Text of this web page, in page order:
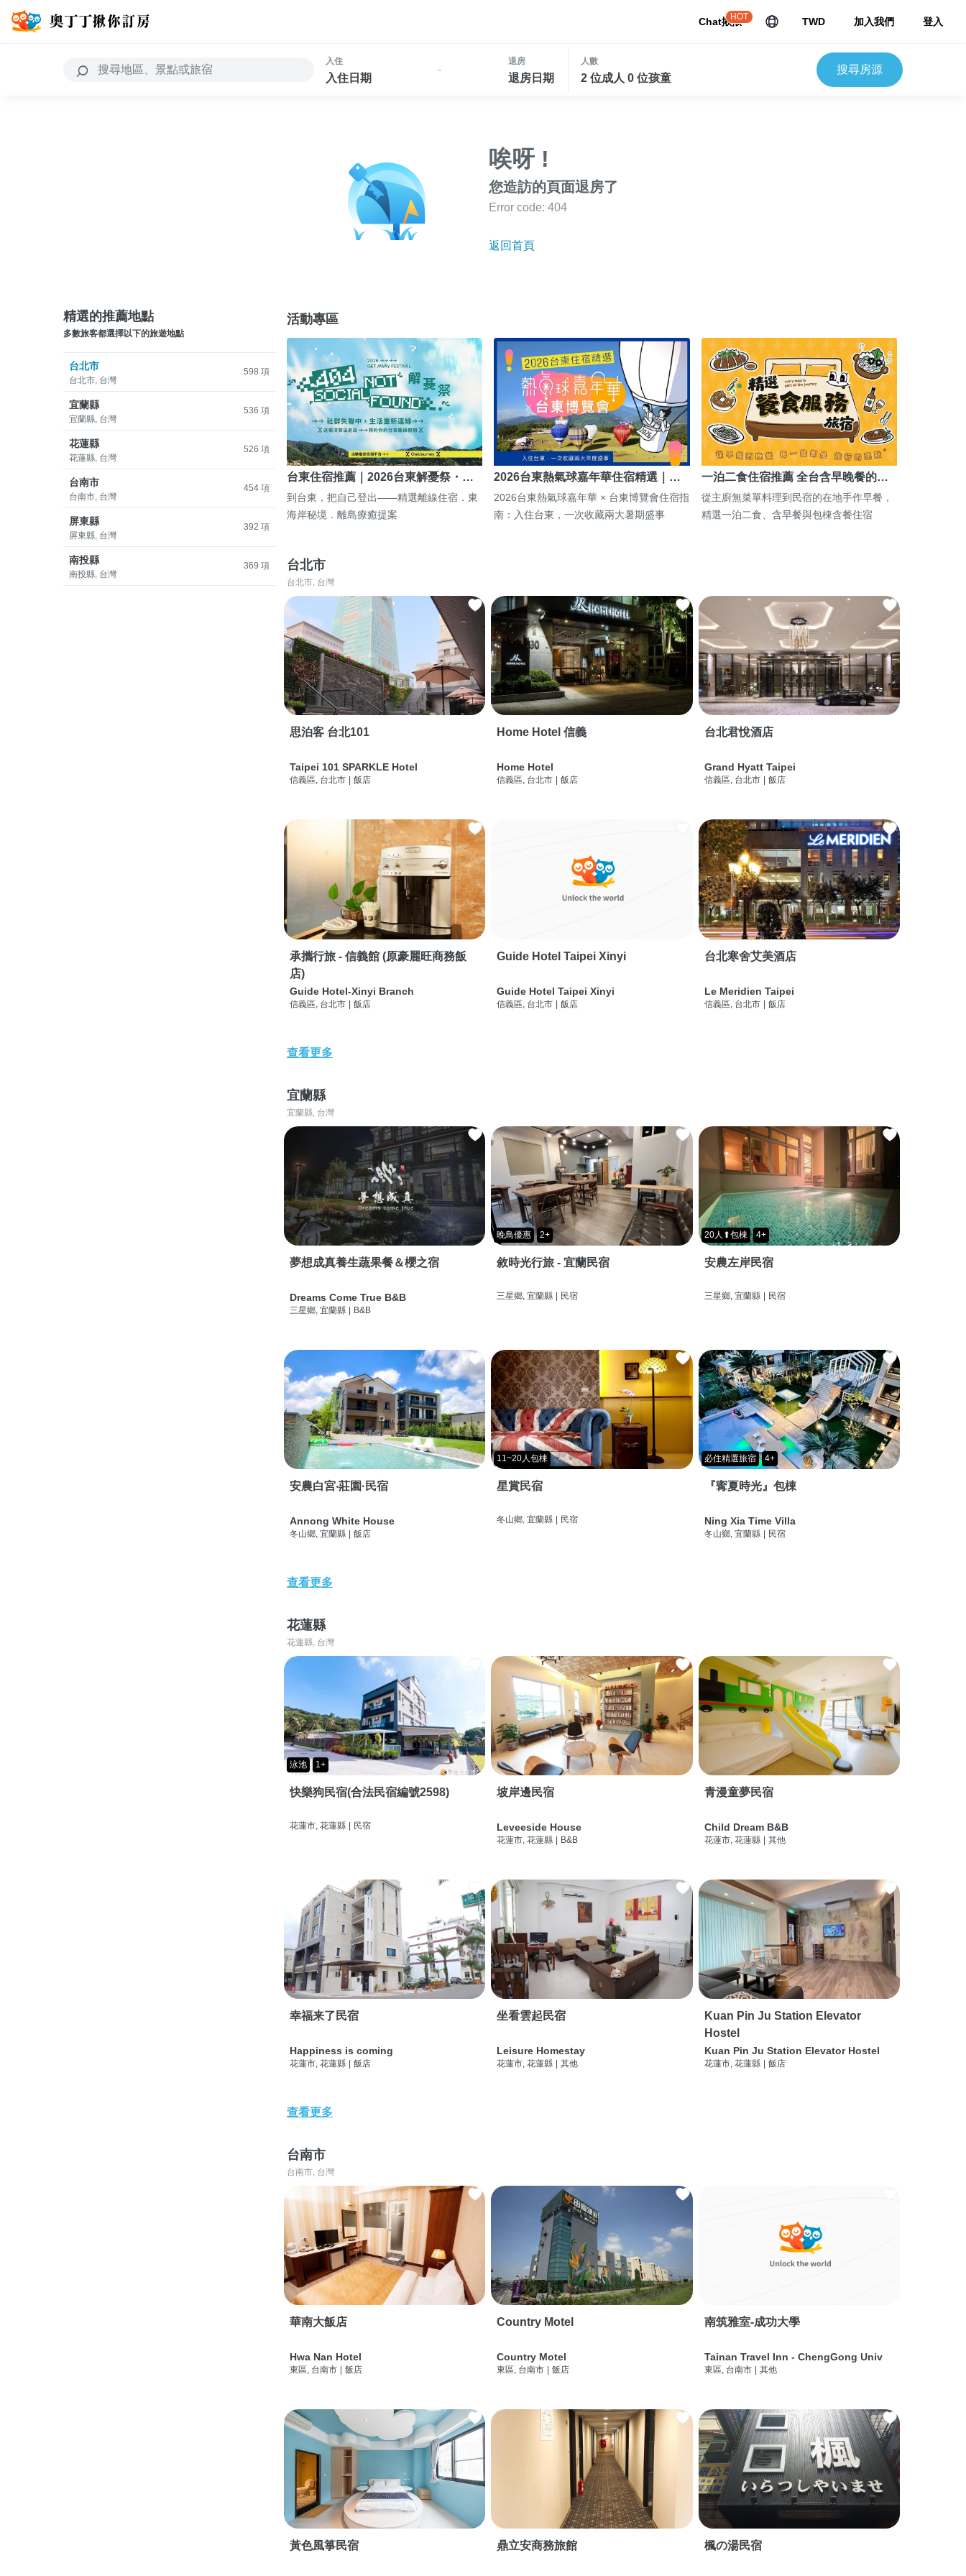
Chat揪揪
HOT TWD 加入我們 登入
入住
入住日期
-
退房
退房日期
人數
2 位成人 0 位孩童
搜尋房源
唉呀 !
您造訪的頁面退房了
Error code: 404
返回首頁
精選的推薦地點
多數旅客都選擇以下的旅遊地點
台北市
台北市, 台灣
598 項
宜蘭縣
宜蘭縣, 台灣
536 項
花蓮縣
花蓮縣, 台灣
526 項
台南市
台南市, 台灣
454 項
屏東縣
屏東縣, 台灣
392 項
南投縣
南投縣, 台灣
369 項
活動專區
台東住宿推薦｜2026台東解憂祭・…
到台東，把自己登出——精選離線住宿．東
海岸秘境．離島療癒提案
2026台東熱氣球嘉年華住宿精選｜…
2026台東熱氣球嘉年華 × 台東博覽會住宿指
南：入住台東，一次收藏兩大暑期盛事
一泊二食住宿推薦 全台含早晚餐的…
從主廚無菜單料理到民宿的在地手作早餐，
精選一泊二食、含早餐與包棟含餐住宿
台北市
台北市, 台灣
思泊客 台北101
Taipei 101 SPARKLE Hotel
信義區, 台北市 飯店
Home Hotel 信義
Home Hotel
信義區, 台北市 飯店
台北君悅酒店
Grand Hyatt Taipei
信義區, 台北市 飯店
承攜行旅 - 信義館 (原豪麗旺商務飯
店)
Guide Hotel-Xinyi Branch
信義區, 台北市 | 飯店
Guide Hotel Taipei Xinyi
Guide Hotel Taipei Xinyi
信義區, 台北市 | 飯店
台北寒舍艾美酒店
Le Meridien Taipei
信義區, 台北市 | 飯店
查看更多
宜蘭縣
宜蘭縣, 台灣
夢想成真養生蔬果餐＆櫻之宿
Dreams Come True B&B
三星鄉, 宜蘭縣 | B&B
晚鳥優惠 2+
敘時光行旅 - 宜蘭民宿
三星鄉, 宜蘭縣 | 民宿
20人⬆包棟 4+
安農左岸民宿
三星鄉, 宜蘭縣 | 民宿
安農白宮‧莊園·民宿
Annong White House
冬山鄉, 宜蘭縣 | 飯店
11~20人包棟
星賞民宿
冬山鄉, 宜蘭縣 | 民宿
必住精選旅宿 4+
『寗夏時光』包棟
Ning Xia Time Villa
冬山鄉, 宜蘭縣 | 民宿
查看更多
花蓮縣
花蓮縣, 台灣
泳池 1+
快樂狗民宿(合法民宿編號2598)
花蓮市, 花蓮縣 | 民宿
坡岸邊民宿
Leveeside House
花蓮市, 花蓮縣 | B&B
青漫童夢民宿
Child Dream B&B
花蓮市, 花蓮縣 | 其他
幸福来了民宿
Happiness is coming
花蓮市, 花蓮縣 飯店
坐看雲起民宿
Leisure Homestay
花蓮市, 花蓮縣 其他
Kuan Pin Ju Station Elevator
Hostel
Kuan Pin Ju Station Elevator Hostel
花蓮市, 花蓮縣 飯店
查看更多
台南市
台南市, 台灣
華南大飯店
Hwa Nan Hotel
東區, 台南市 飯店
Country Motel
Country Motel
東區, 台南市 飯店
南筑雅室-成功大學
Tainan Travel Inn - ChengGong Univ
東區, 台南市 其他
黃色風箏民宿 鼎立安商務旅館 楓の湯民宿